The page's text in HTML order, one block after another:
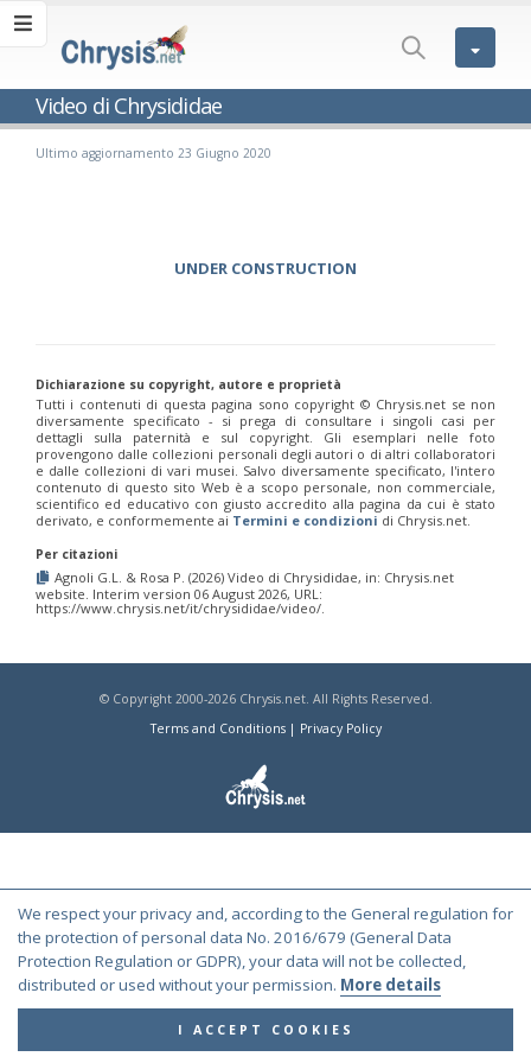
We respect your privacy and, according to the General regulation for
the protection of personal data No. 2016/679 (General Data
Protection Regulation or GDPR), your data will not be collected,
distributed or used without your permission. More details
I ACCEPT COOKIES
Video di Chrysididae
Ultimo aggiornamento 23 Giugno 2020
UNDER CONSTRUCTION
Dichiarazione su copyright, autore e proprietà
Tutti i contenuti di questa pagina sono copyright ©️ Chrysis.net se non
diversamente specificato - si prega di consultare i singoli casi per
dettagli sulla paternità e sul copyright. Gli esemplari nelle foto
provengono dalle collezioni personali degli autori o di altri collaboratori
e dalle collezioni di vari musei. Salvo diversamente specificato, l'intero
contenuto di questo sito Web è a scopo personale, non commerciale,
scientifico ed educativo con giusto accredito alla pagina da cui è stato
derivato, e conformemente ai Termini e condizioni di Chrysis.net.
Per citazioni
Agnoli G.L. & Rosa P. (2026) Video di Chrysididae, in: Chrysis.net
website. Interim version 06 August 2026, URL:
https://www.chrysis.net/it/chrysididae/video/.
© Copyright 2000-2026 Chrysis.net. All Rights Reserved.
Terms and Conditions| Privacy Policy